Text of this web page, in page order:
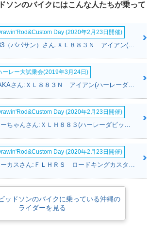
ソンのバイクにはこんな人たちが乗って
Day (2020年2月23日開催)
ーレー大試乗会(2019年3月24日)
TAKAさん:ＸＬ８８３Ｎ アイアン(ハーレーダビッドソン)
Day (2020年2月23日開催)
まーちゃんさん:ＸＬＨ８８３(ハーレーダビッドソン)
Day (2020年2月23日開催)
ローカスさん:ＦＬＨＲＳ ロードキングカスタム(ハーレーダビッドソン)
ッドソンのバイクに乗っている沖縄の
ライダーを見る